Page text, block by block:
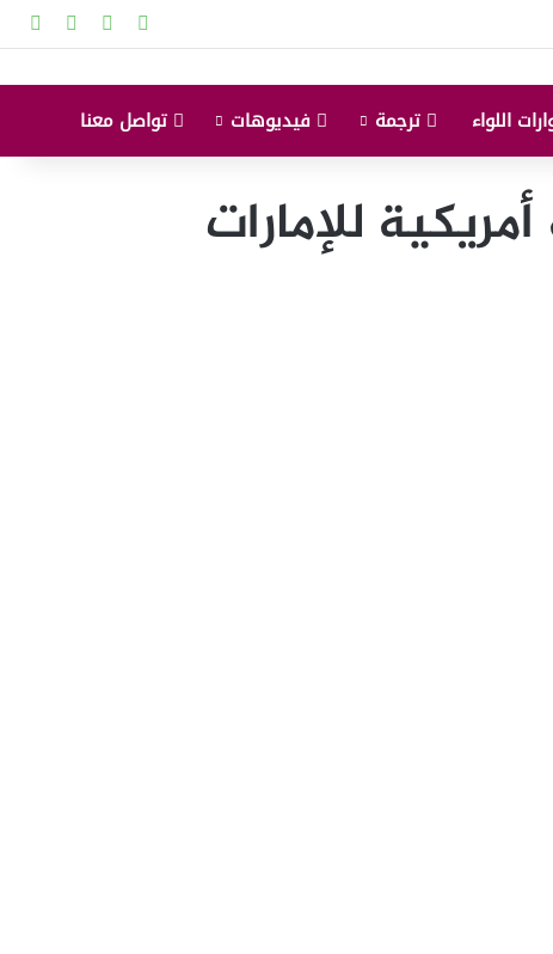
‫YouTube
اللواء ترجمة فيديوهات تواصل معنا
للإمارات